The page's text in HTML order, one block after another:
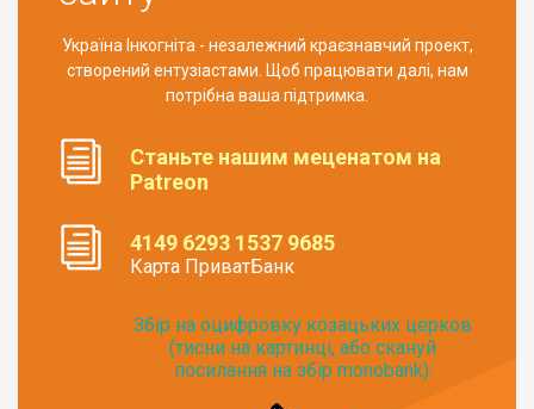
Україна Інкогніта - незалежний краєзнавчий проект,
створений ентузіастами. Щоб працювати далі, нам
потрібна ваша підтримка.
Станьте нашим меценатом на
Patreon
4149 6293 1537 9685
Карта ПриватБанк
Збір на оцифровку козацьких церков
(тисни на картинці, або скануй
посилання на збір monobank):